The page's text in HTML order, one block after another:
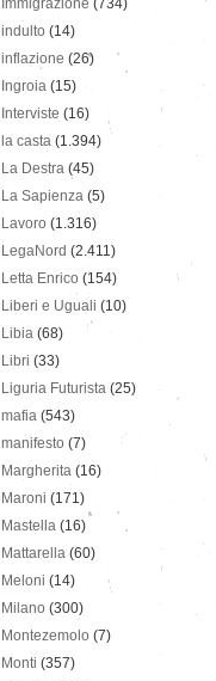
Immigrazione (734)
indulto (14)
inflazione (26)
Ingroia (15)
Interviste (16)
la casta (1.394)
La Destra (45)
La Sapienza (5)
Lavoro (1.316)
LegaNord (2.411)
Letta Enrico (154)
Liberi e Uguali (10)
Libia (68)
Libri (33)
Liguria Futurista (25)
mafia (543)
manifesto (7)
Margherita (16)
Maroni (171)
Mastella (16)
Mattarella (60)
Meloni (14)
Milano (300)
Montezemolo (7)
Monti (357)